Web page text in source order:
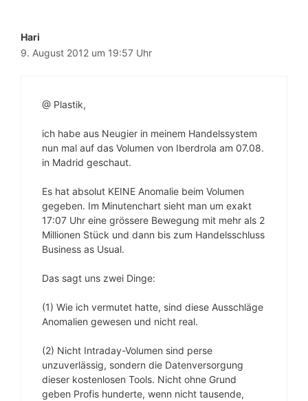
Hari
9. August 2012 um 19:57 Uhr
@ Plastik,
ich habe aus Neugier in meinem Handelssystem
nun mal auf das Volumen von Iberdrola am 07.08.
in Madrid geschaut.
Es hat absolut KEINE Anomalie beim Volumen
gegeben. Im Minutenchart sieht man um exakt
17:07 Uhr eine grössere Bewegung mit mehr als 2
Millionen Stück und dann bis zum Handelsschluss
Business as Usual.
Das sagt uns zwei Dinge:
(1) Wie ich vermutet hatte, sind diese Ausschläge
Anomalien gewesen und nicht real.
(2) Nicht Intraday-Volumen sind perse
unzuverlässig, sondern die Datenversorgung
dieser kostenlosen Tools. Nicht ohne Grund
geben Profis hunderte, wenn nicht tausende,